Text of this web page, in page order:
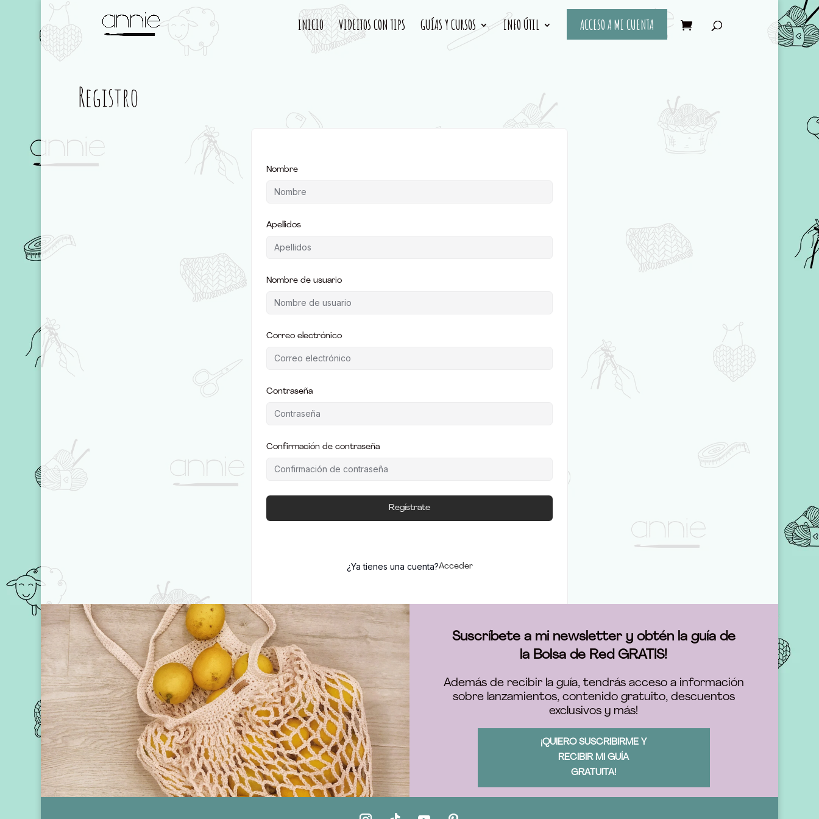
INICIO VIDEITOS CON TIPS GUÍAS Y CURSOS INFO ÚTIL ACCESO A MI CUENTA
Registro
Nombre
Apellidos
Nombre de usuario
Correo electrónico
Contraseña
Confirmación de contraseña
Regístrate
¿Ya tienes una cuenta?Acceder
Suscríbete a mi newsletter y obtén la guía de
la Bolsa de Red GRATIS!
Además de recibir la guía, tendrás acceso a información
sobre lanzamientos, contenido gratuito, descuentos
exclusivos y más!
¡QUIERO SUSCRIBIRME Y
RECIBIR MI GUÍA
GRATUITA!